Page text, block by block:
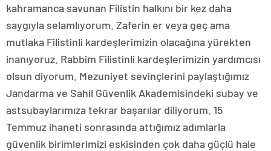
kahramanca savunan Filistin halkını bir kez daha
saygıyla selamlıyorum. Zaferin er veya geç ama
mutlaka Filistinli kardeşlerimizin olacağına yürekten
inanıyoruz. Rabbim Filistinli kardeşlerimizin yardımcısı
olsun diyorum. Mezuniyet sevinçlerini paylaştığımız
Jandarma ve Sahil Güvenlik Akademisindeki subay ve
astsubaylarımıza tekrar başarılar diliyorum. 15
Temmuz ihaneti sonrasında attığımız adımlarla
güvenlik birimlerimizi eskisinden çok daha güçlü hale